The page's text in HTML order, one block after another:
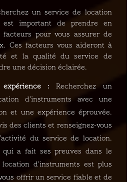
un service de location
est important de prendre en
facteurs pour vous assurer de
Ces facteurs vous aideront à
et la qualité du service de
une décision éclairée.
:
Recherchez un
d’instruments avec une
et une expérience éprouvée.
des clients et renseignez-vous
du service de location.
qui a fait ses preuves dans le
d’instruments est plus
offrir un service fiable et de